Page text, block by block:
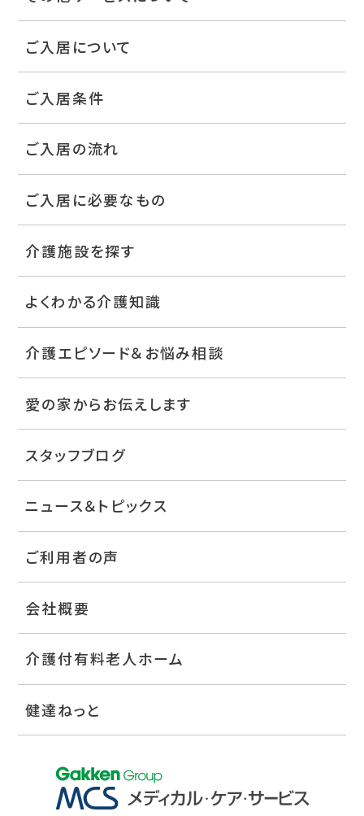
ご入居について
ご入居条件
ご入居の流れ
ご入居に必要なもの
介護施設を探す
よくわかる介護知識
介護エピソード＆お悩み相談
愛の家からお伝えします
スタッフブログ
ニュース＆トピックス
ご利用者の声
会社概要
介護付有料老人ホーム
健達ねっと